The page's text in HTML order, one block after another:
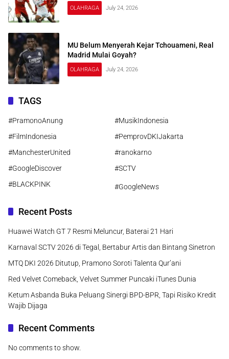
OLAHRAGA July 24, 2026
MU Belum Menyerah Kejar Tchouameni, Real
Madrid Mulai Goyah?
OLAHRAGA July 24, 2026
TAGS
#PramonoAnung
#MusikIndonesia
#FilmIndonesia
#PemprovDKIJakarta
#ManchesterUnited
#ranokarno
#GoogleDiscover
#SCTV
#BLACKPINK
#GoogleNews
Recent Posts
Huawei Watch GT 7 Resmi Meluncur, Baterai 21 Hari
Karnaval SCTV 2026 di Tegal, Bertabur Artis dan Bintang Sinetron
MTQ DKI 2026 Ditutup, Pramono Soroti Talenta Qur’ani
Red Velvet Comeback, Velvet Summer Puncaki iTunes Dunia
Ketum Asbanda Buka Peluang Sinergi BPD-BPR, Tapi Risiko Kredit
Wajib Dijaga
Recent Comments
No comments to show.